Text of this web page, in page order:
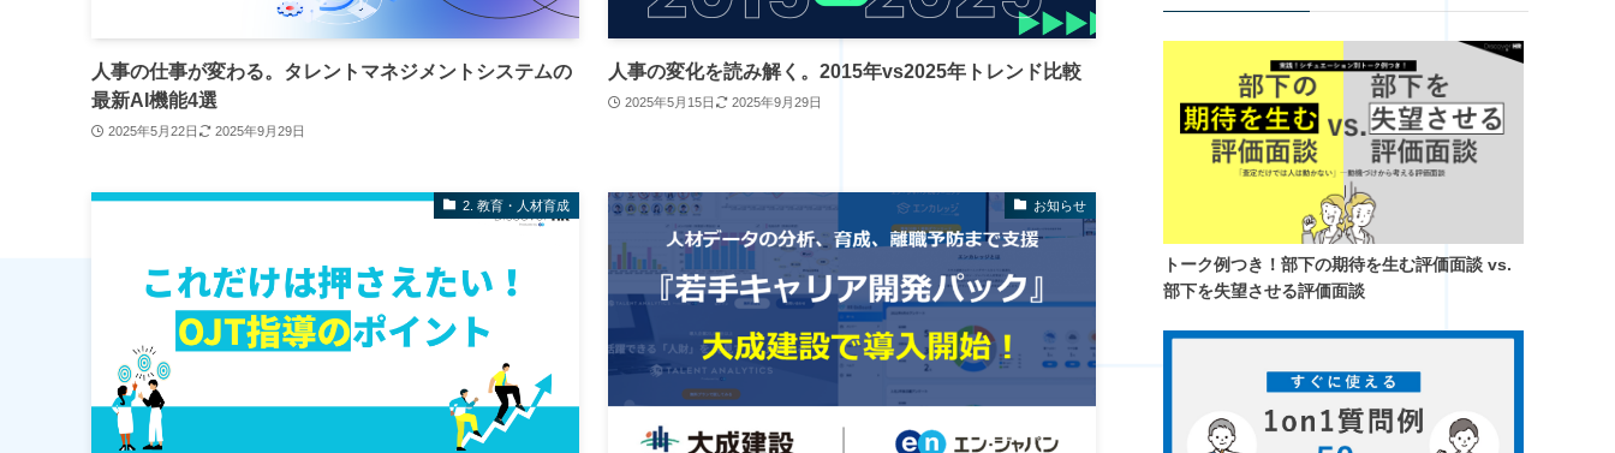
人事の仕事が変わる。タレントマネジメントシステムの
最新AI機能4選
2025年5月22日 2025年9月29日
人事の変化を読み解く。2015年vs2025年トレンド比較
2025年5月15日 2025年9月29日
2. 教育・人材育成 お知らせ
トーク例つき！​部下の期待を生む評価面談 vs.
部下を失望させる評価面談